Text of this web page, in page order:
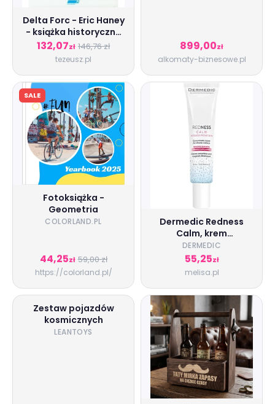
Delta Forc - Eric Haney
- książka historyczna
wyd. 2010
132,07zł 146,76 zł
tezeusz.pl
899,00zł
alkomaty-biznesowe.pl
SALE
Fotoksiążka -
Geometria
COLORLAND.PL
44,25zł 59,00 zł
https://colorland.pl/
Dermedic Redness
Calm, krem
koncentrat na
chroniczne
zaczerwienienia, 40 ml
DERMEDIC
55,25zł
melisa.pl
Zestaw pojazdów
kosmicznych
LEANTOYS